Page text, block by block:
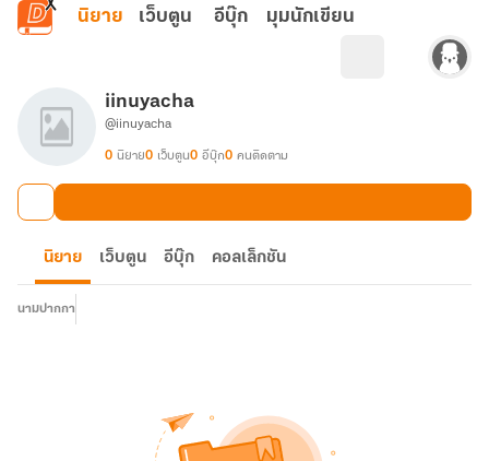
ข้ามไปยังเนื้อหาหลัก
นิยาย เว็บตูน อีบุ๊ก มุมนักเขียน
iinuyacha
@iinuyacha
0 นิยาย0 เว็บตูน0 อีบุ๊ก0 คนติดตาม
นิยาย เว็บตูน อีบุ๊ก คอลเล็กชัน
นามปากกา